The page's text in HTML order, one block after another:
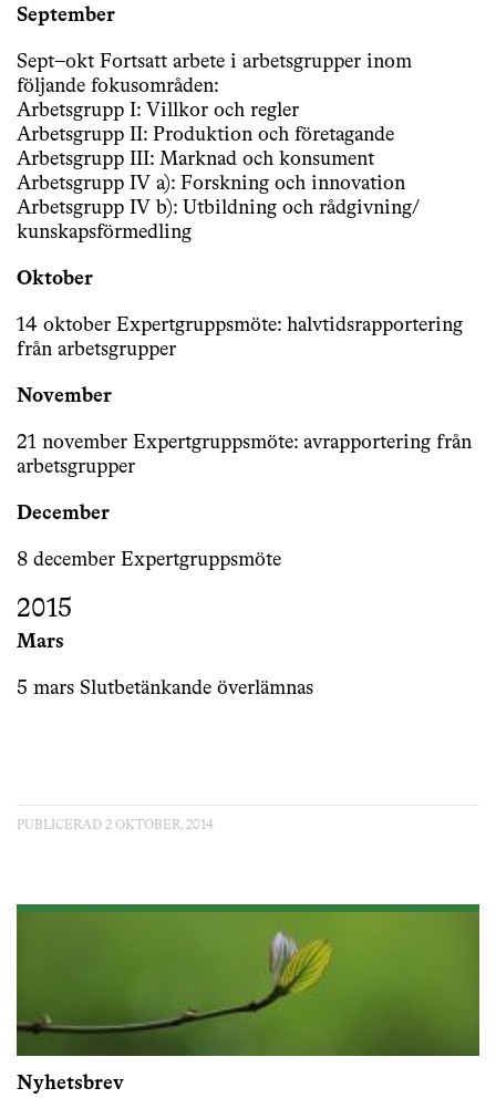
September
Sept–okt Fortsatt arbete i arbetsgrupper inom
följande fokusområden:
Arbetsgrupp I: Villkor och regler
Arbetsgrupp II: Produktion och företagande
Arbetsgrupp III: Marknad och konsument
Arbetsgrupp IV a): Forskning och innovation
Arbetsgrupp IV b): Utbildning och rådgivning/
kunskapsförmedling
Oktober
14 oktober Expertgruppsmöte: halvtidsrapportering
från arbetsgrupper
November
21 november Expertgruppsmöte: avrapportering från
arbetsgrupper
December
8 december Expertgruppsmöte
2015
Mars
5 mars Slutbetänkande överlämnas
PUBLICERAD 2 OKTOBER, 2014
Nyhetsbrev